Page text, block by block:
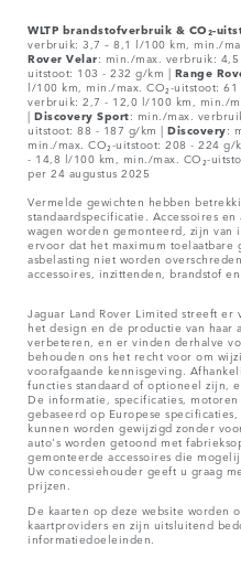
WLTP brandstofverbruik & CO₂-
verbruik: 3,7 – 8,1 l/100 km, min./
Rover Velar: min./max. verbruik:
uitstoot: 103 - 232 g/km | Range
l/100 km, min./max. CO₂-uitstoot:
verbruik: 2,7 - 12,0 l/100 km, min./
| Discovery Sport: min./max.
uitstoot: 88 - 187 g/km | Discovery:
min./max. CO₂-uitstoot: 208 - 224 g/
- 14,8 l/100 km, min./max. CO₂-
per 24 augustus 2025
Vermelde gewichten hebben
standaardspecificatie. Accessoires
wagen worden gemonteerd, zijn
ervoor dat het maximum toelaatbare
asbelasting niet worden
accessoires, inzittenden, brandstof
Jaguar Land Rover Limited streeft
het design en de productie van haar
verbeteren, en er vinden derhalve
behouden ons het recht voor om
voorafgaande kennisgeving.
functies standaard of optioneel zijn,
De informatie, specificaties,
gebaseerd op Europese
kunnen worden gewijzigd zonder
auto's worden getoond met
gemonteerde accessoires die
Uw concessiehouder geeft u graag
prijzen.
De kaarten op deze website worden
kaartproviders en zijn uitsluitend
informatiedoeleinden.